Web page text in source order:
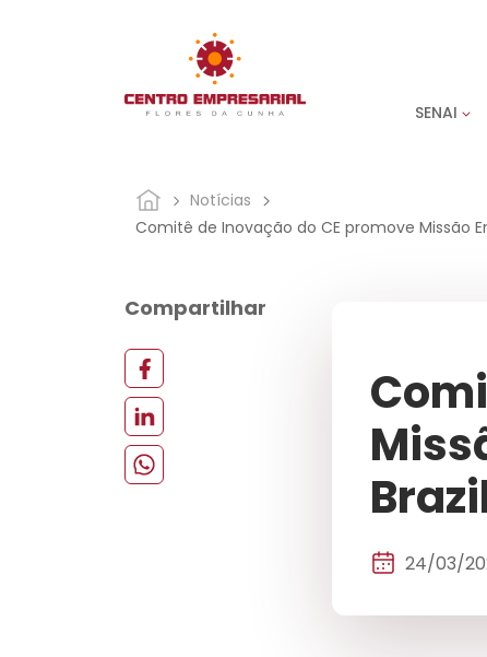
SENAI
Notícias
Comitê de Inovação do CE promove Missão
Compartilhar
24/03/